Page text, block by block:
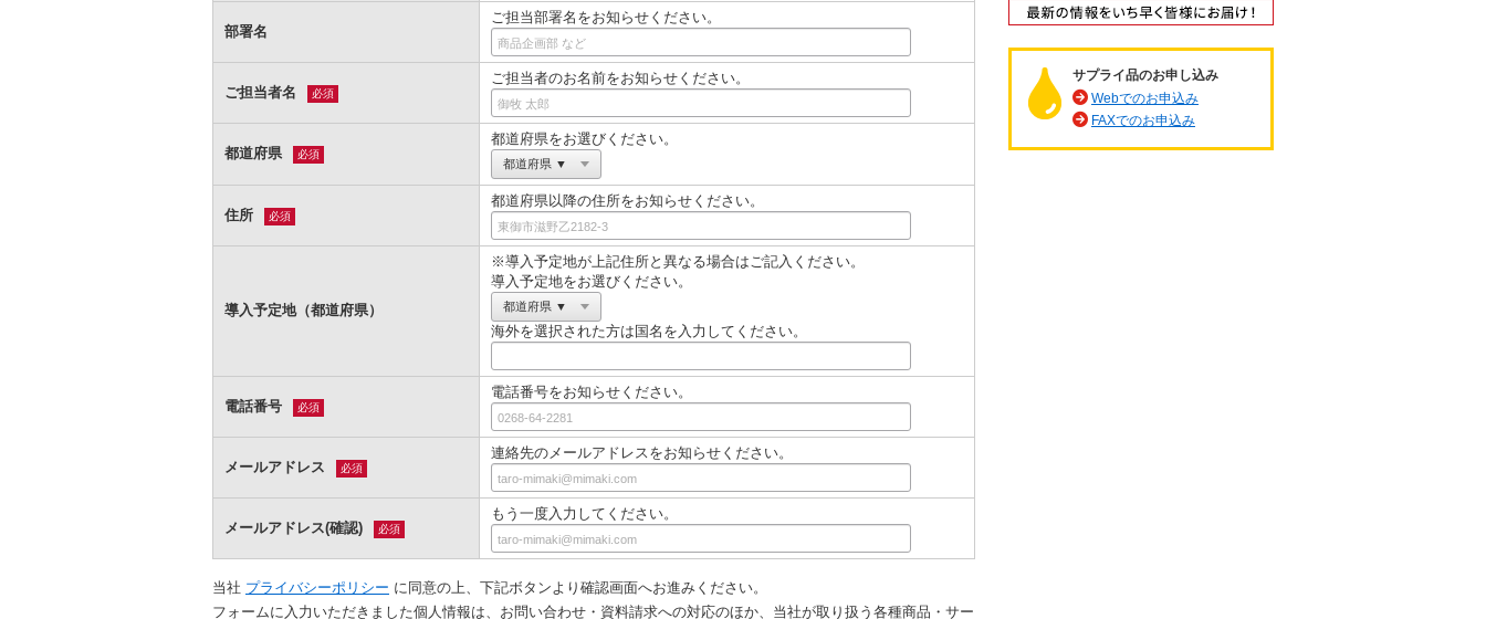
部署名
ご担当部署名をお知らせください。
ご担当者名 必須
ご担当者のお名前をお知らせください。
都道府県 必須
都道府県をお選びください。
住所 必須
都道府県以降の住所をお知らせください。
導入予定地（都道府県）
※導入予定地が上記住所と異なる場合はご記入ください。
導入予定地をお選びください。
海外を選択された方は国名を入力してください。
電話番号 必須
電話番号をお知らせください。
メールアドレス 必須
連絡先のメールアドレスをお知らせください。
メールアドレス(確認) 必須
もう一度入力してください。
当社 プライバシーポリシー に同意の上、下記ボタンより確認画⾯へお進みください。
フォームに入力いただきました個人情報は、お問い合わせ・資料請求への対応のほか、当社が取り扱う各種商品・サー
サプライ品のお申し込み
Webでのお申込み
FAXでのお申込み